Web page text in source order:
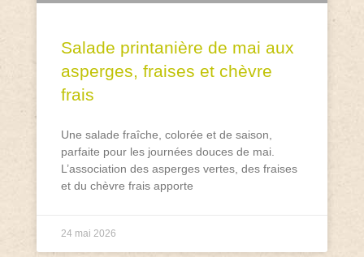
Salade printanière de mai aux
asperges, fraises et chèvre
frais
Une salade fraîche, colorée et de saison,
parfaite pour les journées douces de mai.
L’association des asperges vertes, des fraises
et du chèvre frais apporte
24 mai 2026